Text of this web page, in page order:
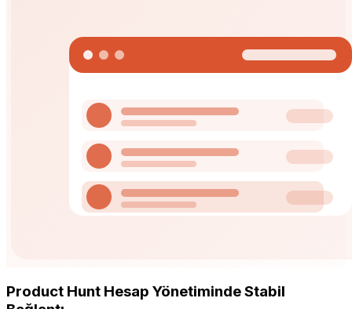
Product Hunt Hesap Yönetiminde Stabil